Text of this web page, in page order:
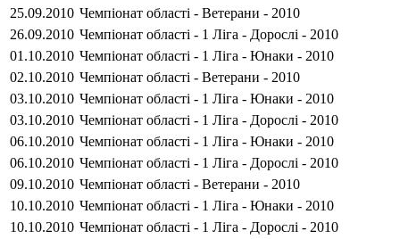
25.09.2010 Чемпіонат області - Ветерани - 2010
26.09.2010 Чемпіонат області - 1 Ліга - Дорослі - 2010
01.10.2010 Чемпіонат області - 1 Ліга - Юнаки - 2010
02.10.2010 Чемпіонат області - Ветерани - 2010
03.10.2010 Чемпіонат області - 1 Ліга - Юнаки - 2010
03.10.2010 Чемпіонат області - 1 Ліга - Дорослі - 2010
06.10.2010 Чемпіонат області - 1 Ліга - Юнаки - 2010
06.10.2010 Чемпіонат області - 1 Ліга - Дорослі - 2010
09.10.2010 Чемпіонат області - Ветерани - 2010
10.10.2010 Чемпіонат області - 1 Ліга - Юнаки - 2010
10.10.2010 Чемпіонат області - 1 Ліга - Дорослі - 2010